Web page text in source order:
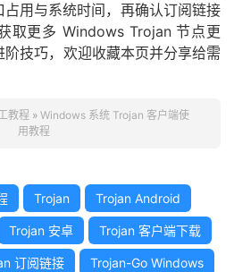
用与系统时间，再确认订阅链接
取更多 Windows Trojan 节点更
技巧，欢迎收藏本页并分享给需
教程 » Windows 系统 Trojan 客户端使
用教程
Trojan Trojan Android
Trojan 安卓 Trojan 客户端下载
订阅链接 Trojan-Go Windows